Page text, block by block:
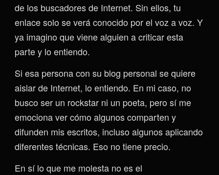
de los buscadores de Internet. Sin ellos, tu
enlace solo se verá conocido por el voz a voz. Y
ya imagino que viene alguien a criticar esta
parte y lo entiendo.
Si esa persona con su blog personal se quiere
aislar de Internet, lo entiendo. En mi caso, no
busco ser un rockstar ni un poeta, pero sí me
emociona ver cómo algunos comparten y
difunden mis escritos, incluso algunos aplicando
diferentes técnicas. Eso no tiene precio.
En sí lo que me molesta no es el